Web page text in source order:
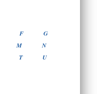
F
G
M
N
T
U